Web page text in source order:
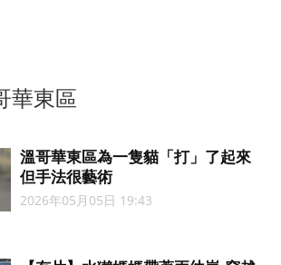
華東區
溫哥華東區為一隻貓「打」了起來
但手法很藝術
2026年05月05日 19:43